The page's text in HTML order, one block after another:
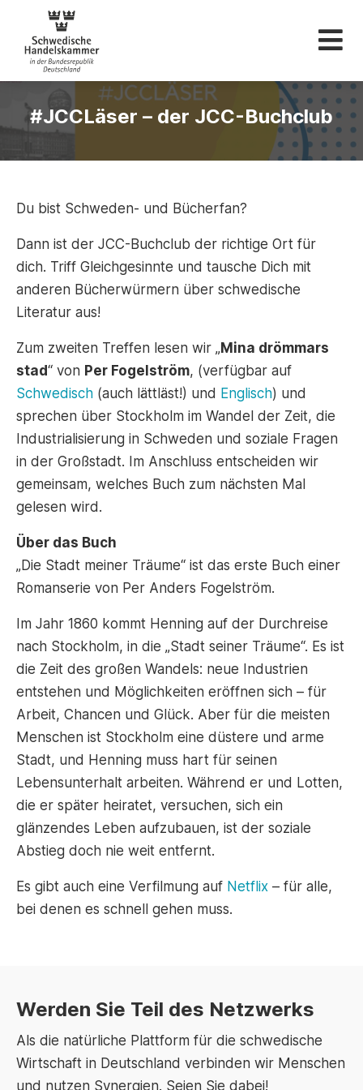
Schwedische
#JCCLäser – der JCC-Buchclub
Du bist Schweden- und Bücherfan?
Dann ist der JCC-Buchclub der richtige Ort für
dich. Triff Gleichgesinnte und tausche Dich mit
anderen Bücherwürmern über schwedische
Literatur aus!
Zum zweiten Treffen lesen wir „ Mina drömmars
stad“ von Per Fogelström, (verfügbar auf
Schwedisch (auch lättläst!) und Englisch) und
sprechen über Stockholm im Wandel der Zeit, die
Industrialisierung in Schweden und soziale Fragen
in der Großstadt. Im Anschluss entscheiden wir
gemeinsam, welches Buch zum nächsten Mal
gelesen wird.
Über das Buch
„Die Stadt meiner Träume“ ist das erste Buch einer
Romanserie von Per Anders Fogelström.
Im Jahr 1860 kommt Henning auf der Durchreise
nach Stockholm, in die „Stadt seiner Träume“. Es ist
die Zeit des großen Wandels: neue Industrien
entstehen und Möglichkeiten eröffnen sich – für
Arbeit, Chancen und Glück. Aber für die meisten
Menschen ist Stockholm eine düstere und arme
Stadt, und Henning muss hart für seinen
Lebensunterhalt arbeiten. Während er und Lotten,
die er später heiratet, versuchen, sich ein
glänzendes Leben aufzubauen, ist der soziale
Abstieg doch nie weit entfernt.
Es gibt auch eine Verfilmung auf Netflix – für alle,
bei denen es schnell gehen muss.
Werden Sie Teil des Netzwerks
Als die natürliche Plattform für die schwedische
Wirtschaft in Deutschland verbinden wir Menschen
und nutzen Synergien. Seien Sie dabei!